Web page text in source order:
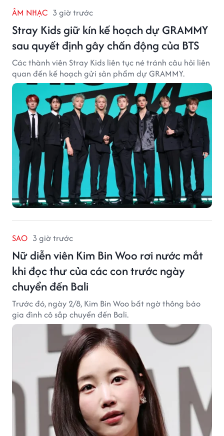
ÂM NHẠC 3 giờ trước
Stray Kids giữ kín kế hoạch dự GRAMMY
sau quyết định gây chấn động của BTS
Các thành viên Stray Kids liên tục né tránh câu hỏi liên
quan đến kế hoạch gửi sản phẩm dự GRAMMY.
SAO 3 giờ trước
Nữ diễn viên Kim Bin Woo rơi nước mắt
khi đọc thư của các con trước ngày
chuyển đến Bali
Trước đó, ngày 2/8, Kim Bin Woo bất ngờ thông báo
gia đình cô sắp chuyển đến Bali.